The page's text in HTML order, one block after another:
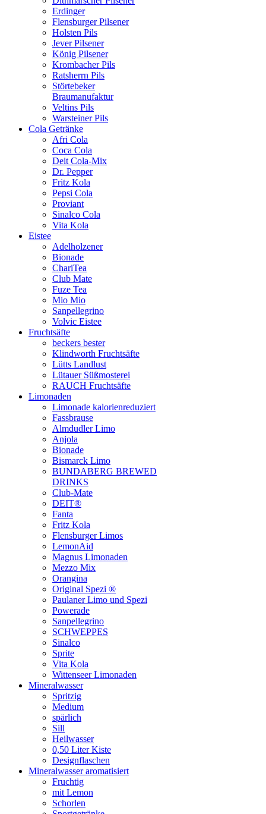
Erdinger
Flensburger Pilsener
Holsten Pils
Jever Pilsener
König Pilsener
Krombacher Pils
Ratsherrn Pils
Störtebeker
Braumanufaktur
Veltins Pils
Warsteiner Pils
Cola Getränke
Afri Cola
Coca Cola
Deit Cola-Mix
Dr. Pepper
Fritz Kola
Pepsi Cola
Proviant
Sinalco Cola
Vita Kola
Eistee
Adelholzener
Bionade
ChariTea
Club Mate
Fuze Tea
Mio Mio
Sanpellegrino
Volvic Eistee
Fruchtsäfte
beckers bester
Klindworth Fruchtsäfte
Lütts Landlust
Lütauer Süßmosterei
RAUCH Fruchtsäfte
Limonaden
Limonade kalorienreduziert
Fassbrause
Almdudler Limo
Anjola
Bionade
Bismarck Limo
BUNDABERG BREWED
DRINKS
Club-Mate
DEIT®
Fanta
Fritz Kola
Flensburger Limos
LemonAid
Magnus Limonaden
Mezzo Mix
Orangina
Original Spezi ®
Paulaner Limo und Spezi
Powerade
Sanpellegrino
SCHWEPPES
Sinalco
Sprite
Vita Kola
Wittenseer Limonaden
Mineralwasser
Spritzig
Medium
spärlich
Sill
Heilwasser
0,50 Liter Kiste
Designflaschen
Mineralwasser aromatisiert
Fruchtig
mit Lemon
Schorlen